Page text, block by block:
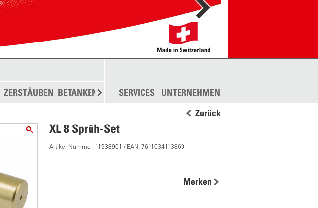
ZERSTÄUBEN BETANKEN STREUEN WEITERE
SERVICES UNTERNEHMEN
Zurück
XL 8 Sprüh-Set
Artikel-Nummer: 11938901 / EAN: 7611034113869
Merken